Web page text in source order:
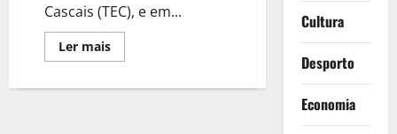
Cascais (TEC), e em...
Ler maisLeia
mais
Amansar
Cultura
Desporto
Economia